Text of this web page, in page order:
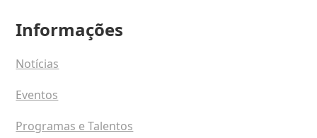
Informações
Notícias
Eventos
Programas e Talentos